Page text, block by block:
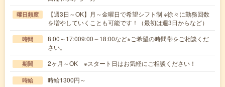
曜日頻度
【週3日～OK】月～金曜日で希望シフト制 ※徐々に勤務回数
を増やしていくことも可能です！（最初は週3日からなど）
時間
8:00～17:009:00～18:00など※ご希望の時間帯をご相談くだ
さい。
期間 2ヶ月～OK ※スタート日はお気軽にご相談ください！
時給 時給1300円～